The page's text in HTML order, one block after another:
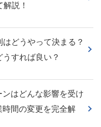
説！
どうやって決まる？
すれば良い？
はどんな影響を受け
間の変更を完全解